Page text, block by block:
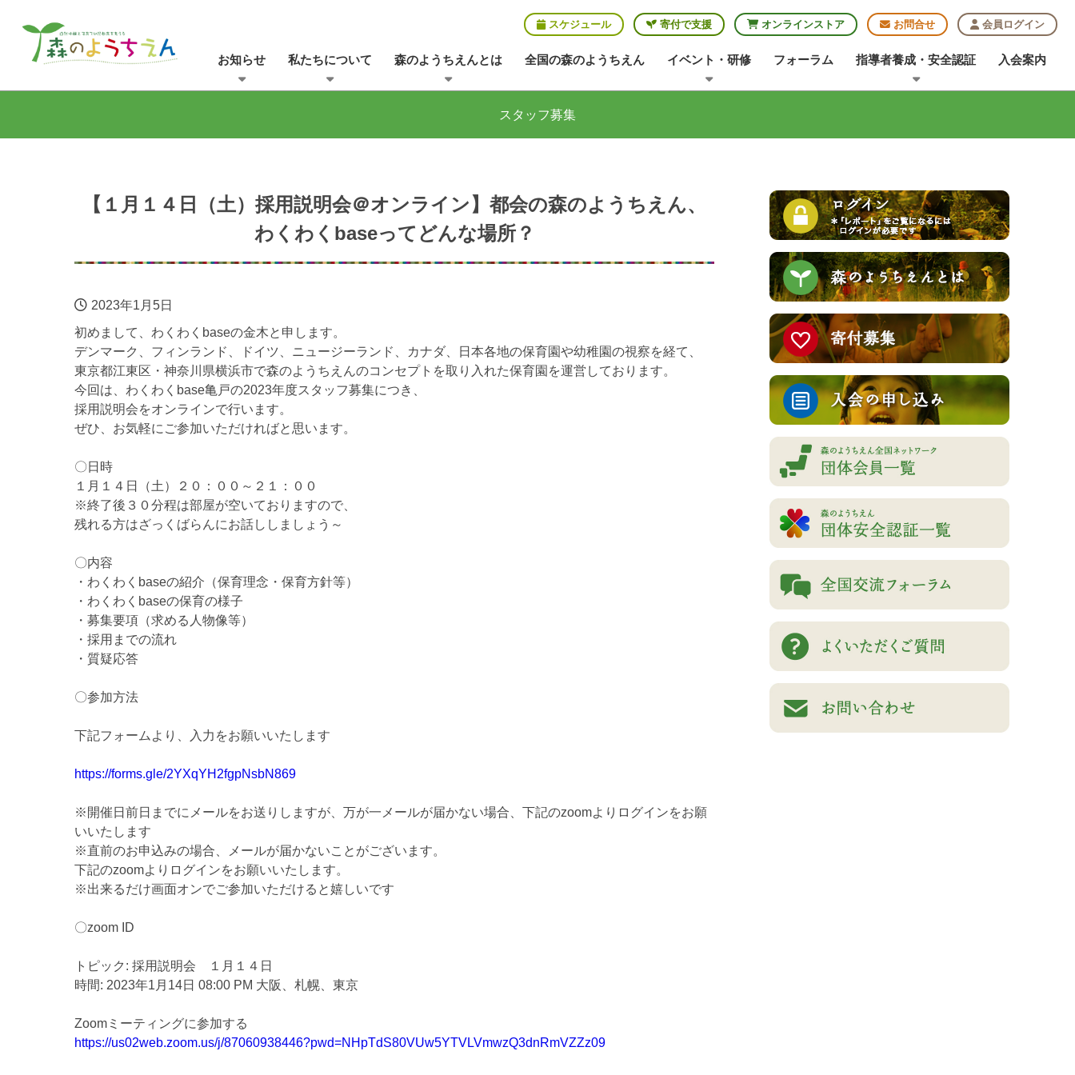
スケジュール 寄付で支援 オンラインストア お問合せ 会員ログイン
お知らせ 私たちについて 森のようちえんとは 全国の森のようちえん イベント・研修 フォーラム 指導者養成・安全認証 入会案内
スタッフ募集
【１月１４日（土）採用説明会＠オンライン】都会の森のようちえん、
わくわくbaseってどんな場所？
2023年1月5日
初めまして、わくわくbaseの金木と申します。
デンマーク、フィンランド、ドイツ、ニュージーランド、カナダ、日本各地の保育園や幼稚園の視察を経て、
東京都江東区・神奈川県横浜市で森のようちえんのコンセプトを取り入れた保育園を運営しております。
今回は、わくわくbase亀戸の2023年度スタッフ募集につき、
採用説明会をオンラインで行います。
ぜひ、お気軽にご参加いただければと思います。
〇日時
１月１４日（土）２０：００～２１：００
※終了後３０分程は部屋が空いておりますので、
残れる方はざっくばらんにお話ししましょう～
〇内容
・わくわくbaseの紹介（保育理念・保育方針等）
・わくわくbaseの保育の様子
・募集要項（求める人物像等）
・採用までの流れ
・質疑応答
〇参加方法
下記フォームより、入力をお願いいたします
https://forms.gle/2YXqYH2fgpNsbN869
※開催日前日までにメールをお送りしますが、万が一メールが届かない場合、下記のzoomよりログインをお願
いいたします
※直前のお申込みの場合、メールが届かないことがございます。
下記のzoomよりログインをお願いいたします。
※出来るだけ画面オンでご参加いただけると嬉しいです
〇zoom ID
トピック: 採用説明会 １月１４日
時間: 2023年1月14日 08:00 PM 大阪、札幌、東京
Zoomミーティングに参加する
https://us02web.zoom.us/j/87060938446?pwd=NHpTdS80VUw5YTVLVmwzQ3dnRmVZZz09